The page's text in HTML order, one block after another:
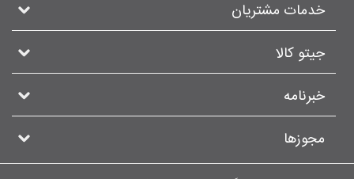
خدمات مشتریان
جیتو کالا
خبرنامه
مجوزها